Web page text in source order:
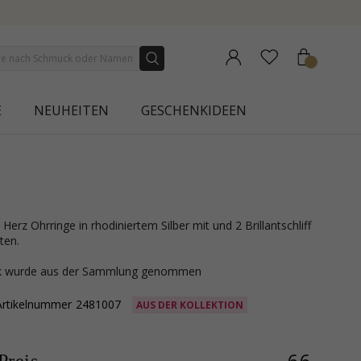
NEUHEITEN GESCHENKIDEEN
wurde aus der Sammlung genommen
2481007 AUS DER KOLLEKTION